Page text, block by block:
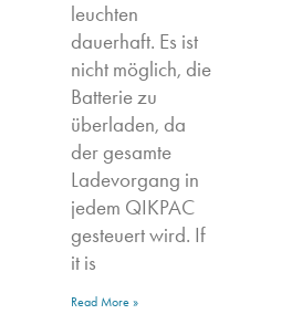
leuchten
dauerhaft. Es ist
nicht möglich, die
Batterie zu
überladen, da
der gesamte
Ladevorgang in
jedem QIKPAC
gesteuert wird. If
it is
Read More »